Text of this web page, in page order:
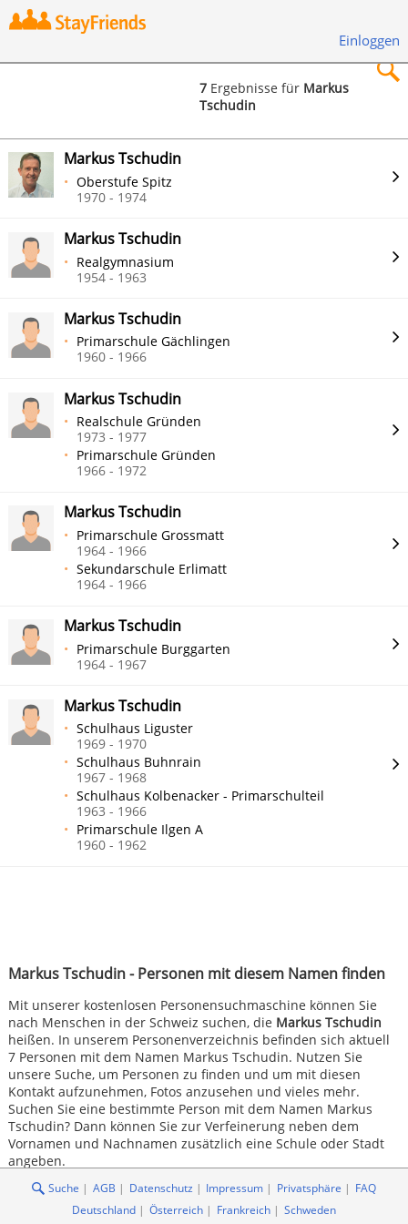
Einloggen
Suchen
7 Ergebnisse für Markus
Tschudin
Markus Tschudin - Personen mit diesem Namen finden
Mit unserer kostenlosen Personensuchmaschine können Sie
nach Menschen in der Schweiz suchen, die Markus Tschudin
heißen. In unserem Personenverzeichnis befinden sich aktuell
7 Personen mit dem Namen Markus Tschudin. Nutzen Sie
unsere Suche, um Personen zu finden und um mit diesen
Kontakt aufzunehmen, Fotos anzusehen und vieles mehr.
Suchen Sie eine bestimmte Person mit dem Namen Markus
Tschudin? Dann können Sie zur Verfeinerung neben dem
Vornamen und Nachnamen zusätzlich eine Schule oder Stadt
angeben.
Markus Tschudin
Oberstufe Spitz
1970 - 1974
Markus Tschudin
Realgymnasium
1954 - 1963
Markus Tschudin
Primarschule Gächlingen
1960 - 1966
Markus Tschudin
Realschule Gründen
1973 - 1977
Primarschule Gründen
1966 - 1972
Markus Tschudin
Primarschule Grossmatt
1964 - 1966
Sekundarschule Erlimatt
1964 - 1966
Markus Tschudin
Primarschule Burggarten
1964 - 1967
Markus Tschudin
Schulhaus Liguster
1969 - 1970
Schulhaus Buhnrain
1967 - 1968
Schulhaus Kolbenacker - Primarschulteil
1963 - 1966
Primarschule Ilgen A
1960 - 1962
Suche AGB Datenschutz Impressum Privatsphäre
FAQ
Deutschland
Österreich Frankreich Schweden